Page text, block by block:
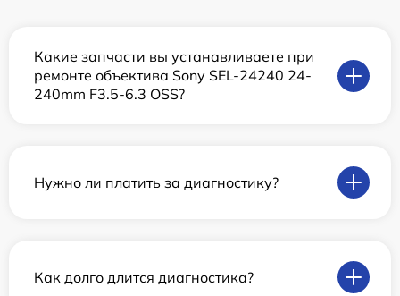
Какие запчасти вы устанавливаете при
ремонте объектива Sony SEL-24240 24-
240mm F3.5-6.3 OSS?
Нужно ли платить за диагностику?
Как долго длится диагностика?